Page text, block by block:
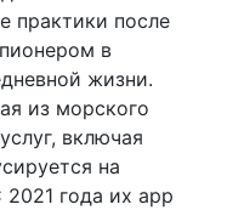
практики после
в
жизни.
из морского
включая
на
2021 года их app